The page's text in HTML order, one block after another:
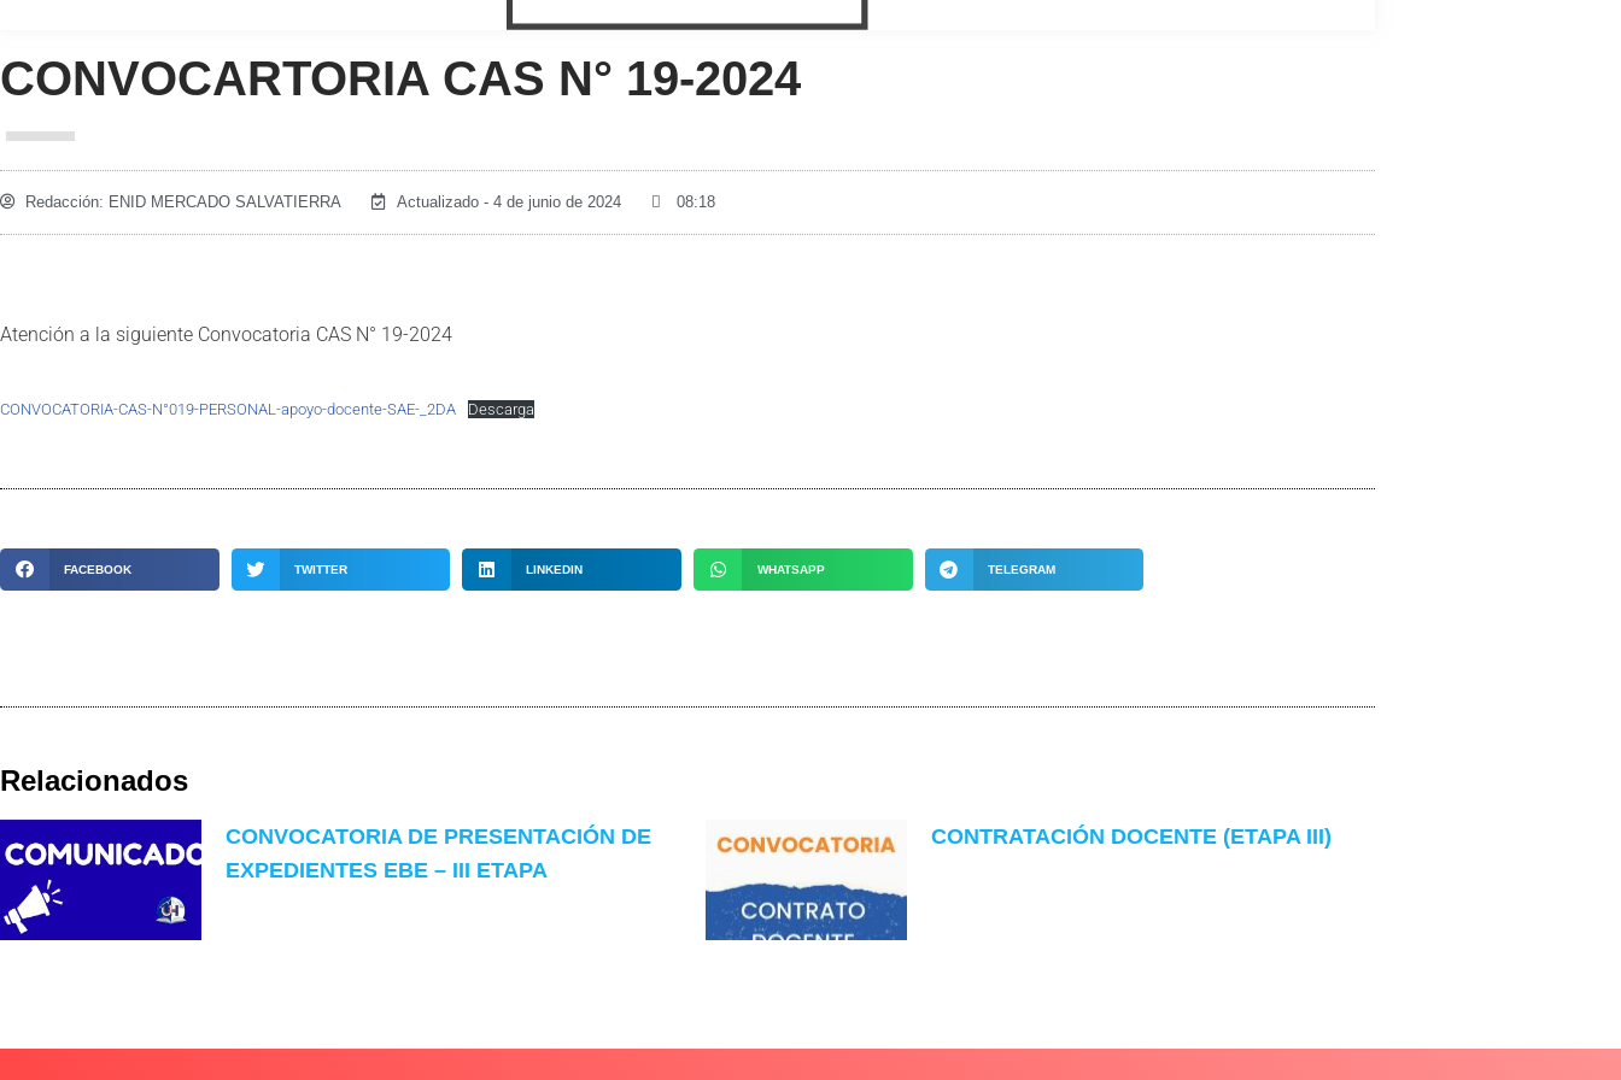
CONVOCARTORIA CAS N° 19-2024
Redacción: ENID MERCADO SALVATIERRA Actualizado - 4 de junio de 2024 08:18
Atención a la siguiente Convocatoria CAS N° 19-2024
CONVOCATORIA-CAS-N°019-PERSONAL-apoyo-docente-SAE-_2DA Descarga
FACEBOOK TWITTER LINKEDIN WHATSAPP TELEGRAM
Relacionados
CONVOCATORIA DE PRESENTACIÓN DE
EXPEDIENTES EBE – III ETAPA
CONTRATACIÓN DOCENTE (ETAPA III)